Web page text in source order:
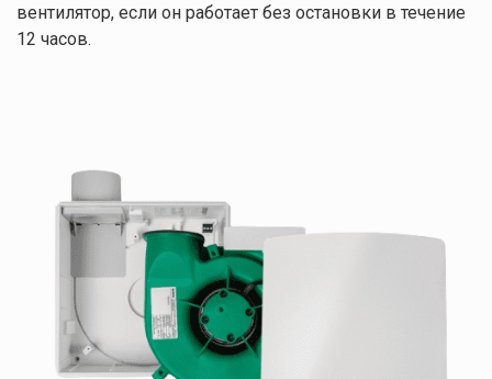
вентилятор, если он работает без остановки в течение
12 часов.